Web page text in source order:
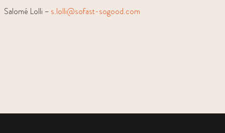
Salomé Lolli – s.lolli@sofast-sogood.com